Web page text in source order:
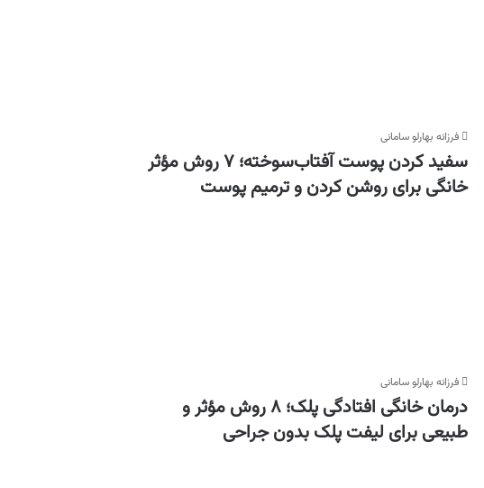
فرزانه بهارلو سامانی
سفید کردن پوست آفتاب‌سوخته؛ ۷ روش مؤثر
خانگی برای روشن کردن و ترمیم پوست
فرزانه بهارلو سامانی
درمان خانگی افتادگی پلک؛ ۸ روش مؤثر و
طبیعی برای لیفت پلک بدون جراحی